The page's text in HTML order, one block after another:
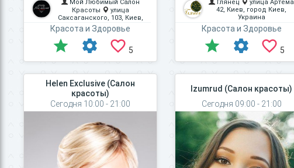
Мой Любимый Салон
Красоты
улица
Саксаганского, 103, Киев,
город Киев, Украина
Красота и Здоровье
5
Глянец
улица Артема
42, Киев, город Киев,
Украина
Красота и Здоровье
5
Helen Exclusive (Салон
красоты)
Сегодня 10:00 - 21:00
Izumrud (Салон красоты)
Сегодня 09:00 - 21:00